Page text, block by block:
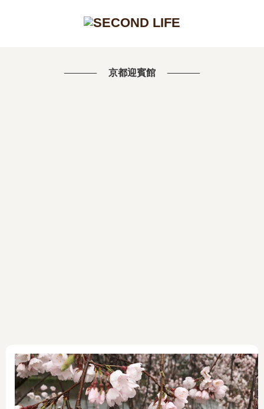
京都迎賓館